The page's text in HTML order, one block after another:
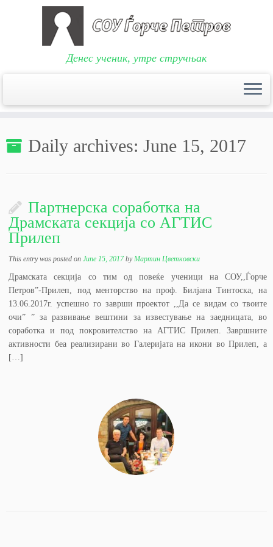
content
Денес ученик, утре стручњак
Daily archives: June 15, 2017
Партнерска соработка на
Драмската секција со АГТИС
Прилеп
This entry was posted onJune 15, 2017 byМартин Цветковски
Драмската секција со тим од повеќе ученици на СОУ,,Ѓорче
Петров”-Прилеп, под менторство на проф. Билјана Тинтоска, на
13.06.2017г. успешно го заврши проектот ,,Да се видам со твоите
очи” ” за развивање вештини за известување на заедницата, во
соработка и под покровителство на АГТИС Прилеп. Завршните
активности беа реализирани во Галеријата на икони во Прилеп, а
[…]